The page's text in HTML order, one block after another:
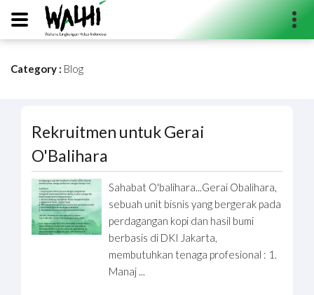
Category : Blog
Rekruitmen untuk Gerai
O'Balihara
Sahabat O'balihara...Gerai Obalihara,
sebuah unit bisnis yang bergerak pada
perdagangan kopi dan hasil bumi
berbasis di DKI Jakarta,
membutuhkan tenaga profesional : 1.
Manaj ...